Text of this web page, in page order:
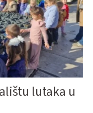
lutaka u